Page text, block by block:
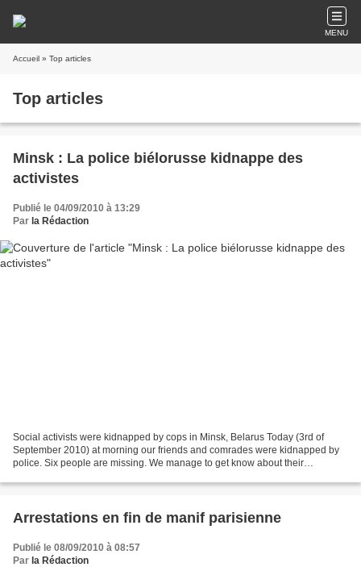
MENU
Accueil » Top articles
Top articles
Minsk : La police biélorusse kidnappe des
activistes
Publié le 04/09/2010 à 13:29
Par la Rédaction
Social activists were kidnapped by cops in Minsk, Belarus Today (3rd of
September 2010) at morning our friends and comrades were kidnapped by
police. Six people are missing. We manage to get know about their
Arrestations en fin de manif parisienne
Publié le 08/09/2010 à 08:57
Par la Rédaction